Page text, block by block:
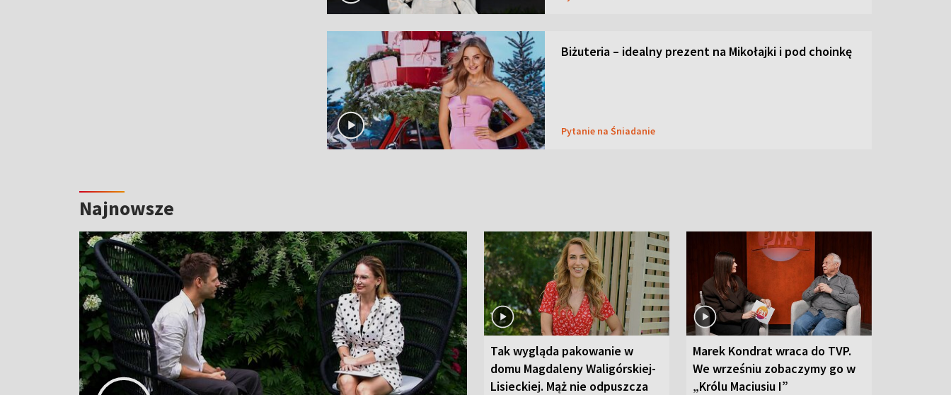
Biżuteria – idealny prezent na Mikołajki i pod choinkę
Pytanie na Śniadanie
Najnowsze
Tak wygląda pakowanie w
domu Magdaleny Waligórskiej-
Lisieckiej. Mąż nie odpuszcza
Marek Kondrat wraca do TVP.
We wrześniu zobaczymy go w
„Królu Maciusiu I”